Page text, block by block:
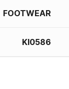
FOOTWEAR
KI0586